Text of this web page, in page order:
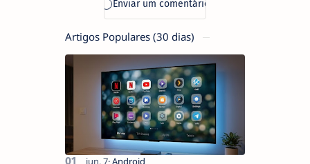
Artigos Populares (30 dias)